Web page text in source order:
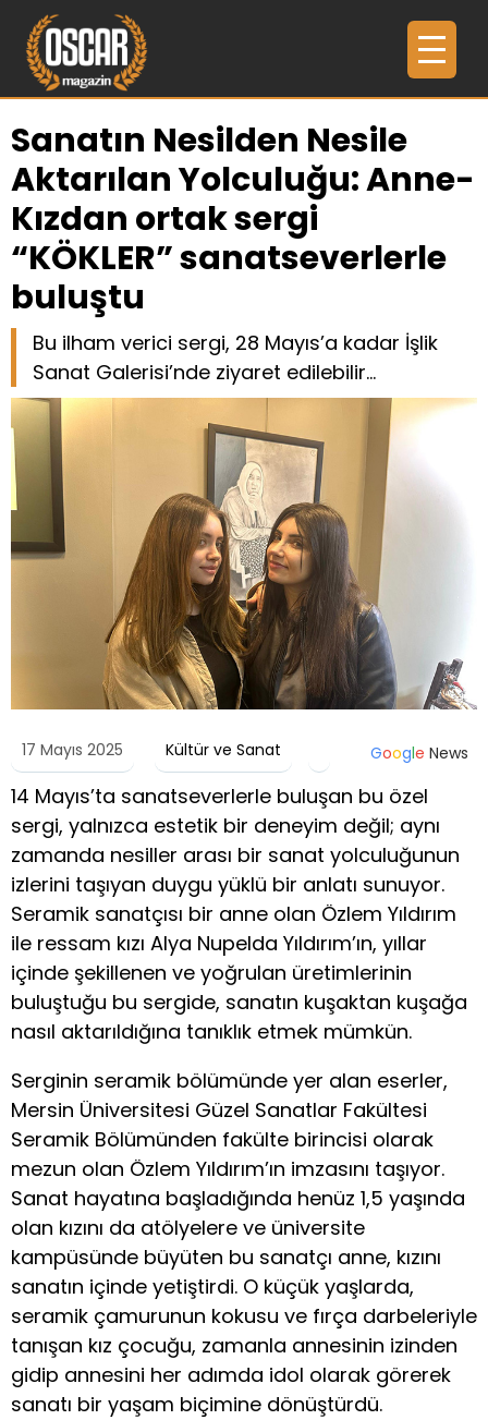
Sanatın Nesilden Nesile
Aktarılan Yolculuğu: Anne-
Kızdan ortak sergi
“KÖKLER” sanatseverlerle
buluştu
Bu ilham verici sergi, 28 Mayıs’a kadar İşlik
Sanat Galerisi’nde ziyaret edilebilir...
17 Mayıs 2025 Kültür ve Sanat Google News
14 Mayıs’ta sanatseverlerle buluşan bu özel
sergi, yalnızca estetik bir deneyim değil; aynı
zamanda nesiller arası bir sanat yolculuğunun
izlerini taşıyan duygu yüklü bir anlatı sunuyor.
Seramik sanatçısı bir anne olan Özlem Yıldırım
ile ressam kızı Alya Nupelda Yıldırım’ın, yıllar
içinde şekillenen ve yoğrulan üretimlerinin
buluştuğu bu sergide, sanatın kuşaktan kuşağa
nasıl aktarıldığına tanıklık etmek mümkün.
Serginin seramik bölümünde yer alan eserler,
Mersin Üniversitesi Güzel Sanatlar Fakültesi
Seramik Bölümünden fakülte birincisi olarak
mezun olan Özlem Yıldırım’ın imzasını taşıyor.
Sanat hayatına başladığında henüz 1,5 yaşında
olan kızını da atölyelere ve üniversite
kampüsünde büyüten bu sanatçı anne, kızını
sanatın içinde yetiştirdi. O küçük yaşlarda,
seramik çamurunun kokusu ve fırça darbeleriyle
tanışan kız çocuğu, zamanla annesinin izinden
gidip annesini her adımda idol olarak görerek
sanatı bir yaşam biçimine dönüştürdü.